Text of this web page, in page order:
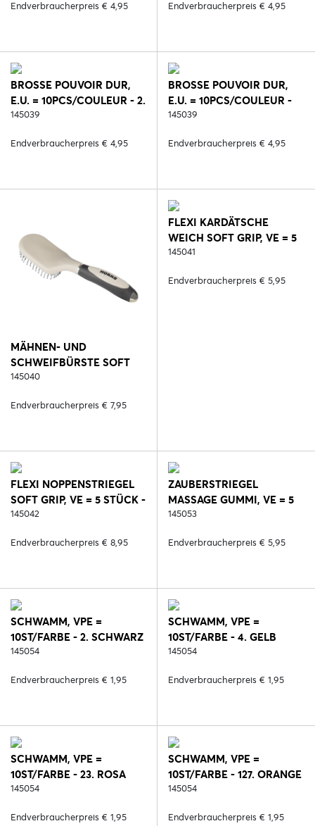
Endverbraucherpreis € 4,95 Endverbraucherpreis € 4,95
BROSSE POUVOIR DUR,
E.U. = 10PCS/COULEUR - 2.
SCHWARZ
145039
Endverbraucherpreis € 4,95
BROSSE POUVOIR DUR,
E.U. = 10PCS/COULEUR -
186. PINK
145039
Endverbraucherpreis € 4,95
MÄHNEN- UND
SCHWEIFBÜRSTE SOFT
GRIP, VE = 5 STÜCK - 2.
145040
Endverbraucherpreis € 7,95
FLEXI KARDÄTSCHE
WEICH SOFT GRIP, VE = 5
STÜCK - 2. SCHWARZ
145041
Endverbraucherpreis € 5,95
FLEXI NOPPENSTRIEGEL
SOFT GRIP, VE = 5 STÜCK -
2. SCHWARZ
145042
Endverbraucherpreis € 8,95
ZAUBERSTRIEGEL
MASSAGE GUMMI, VE = 5
ST / FARBE - 2. SCHWARZ
145053
Endverbraucherpreis € 5,95
SCHWAMM, VPE =
10ST/FARBE - 2. SCHWARZ
145054
Endverbraucherpreis € 1,95
SCHWAMM, VPE =
10ST/FARBE - 4. GELB
145054
Endverbraucherpreis € 1,95
SCHWAMM, VPE =
10ST/FARBE - 23. ROSA
145054
Endverbraucherpreis € 1,95
SCHWAMM, VPE =
10ST/FARBE - 127. ORANGE
145054
Endverbraucherpreis € 1,95